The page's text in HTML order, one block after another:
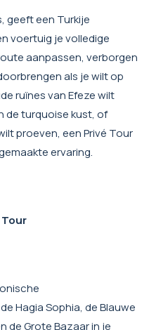
geeft een Turkije
voertuig je volledige
aanpassen, verborgen
als je wilt op
ruïnes van Efeze wilt
de turquoise kust, of
proeven, een Privé Tour
ervaring.
Hagia Sophia, de Blauwe
de Grote Bazaar in je